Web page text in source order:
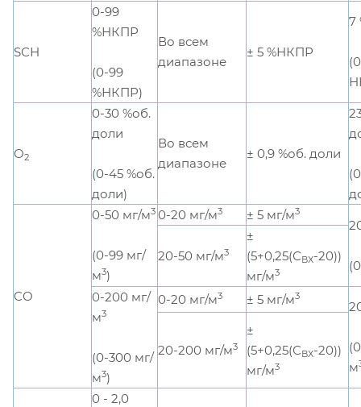
SСН
0-99
%НКПР
(0-99
%НКПР)
Во всем
диапазоне
± 5 %НКПР
7
О2
0-30 %об.
доли
(0-45 %об.
доли)
Во всем
диапазоне
± 0,9 %об. доли
CO
0-50 мг/м3
(0-99 мг/
м3)
0-20 мг/м3 ± 5 мг/м3
20-50 мг/м3
±
(5+0,25(СВХ-20))
мг/м3
0-200 мг/
м3
(0-300 мг/
м3)
0-20 мг/м3 ± 5 мг/м3
м
20-200 мг/м3
±
(5+0,25(СВХ-20))
мг/м3
0 - 2,0